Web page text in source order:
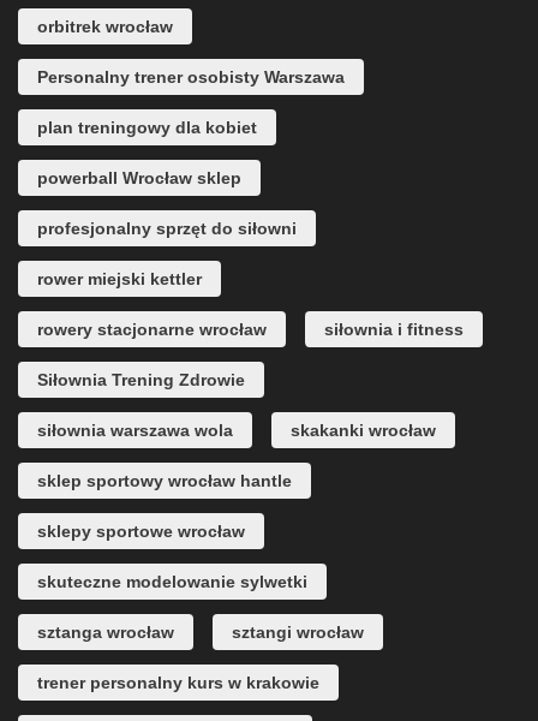
orbitrek wrocław
Personalny trener osobisty Warszawa
plan treningowy dla kobiet
powerball Wrocław sklep
profesjonalny sprzęt do siłowni
rower miejski kettler
rowery stacjonarne wrocław siłownia i fitness
Siłownia Trening Zdrowie
siłownia warszawa wola skakanki wrocław
sklep sportowy wrocław hantle
sklepy sportowe wrocław
skuteczne modelowanie sylwetki
sztanga wrocław sztangi wrocław
trener personalny kurs w krakowie